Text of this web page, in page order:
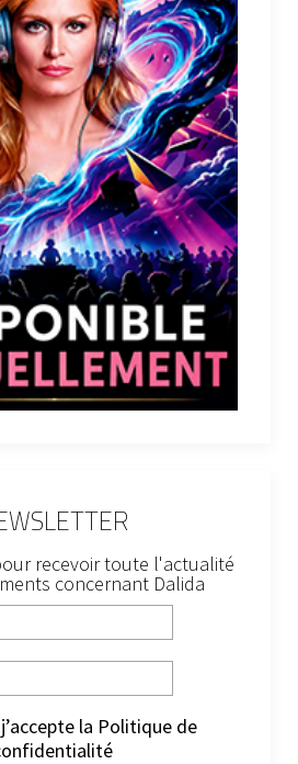
recevoir toute l'actualité
concernant Dalida
la Politique de